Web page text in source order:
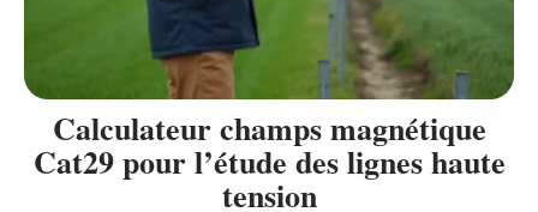
Calculateur champs magnétique
Cat29 pour l’étude des lignes haute
tension